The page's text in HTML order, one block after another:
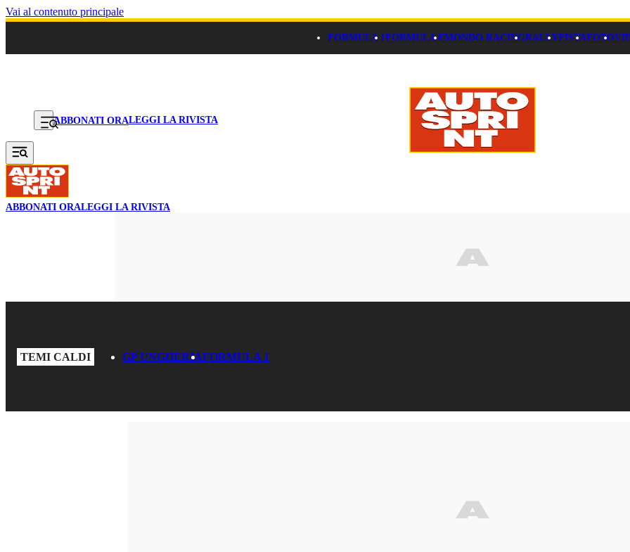
Vai al contenuto principale
FORMULA 1FORMULA EMONDO RACINGRALLYPISTAFOTO
ABBONATI ORALEGGI LA RIVISTA
ABBONATI ORALEGGI LA RIVISTA
TEMI CALDI GP UNGHERIAFORMULA 1